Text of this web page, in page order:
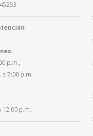
p.m.,
a 7:00 p.m.
12:00 p.m.